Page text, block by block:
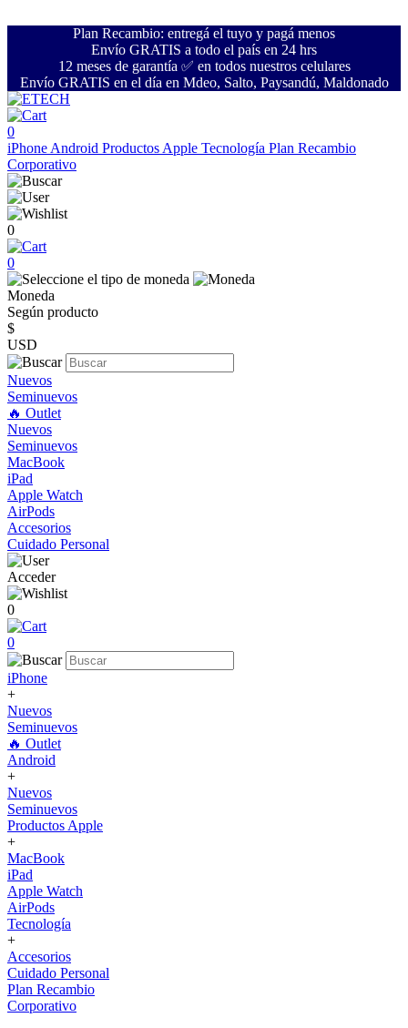
Plan Recambio: entregá el tuyo y pagá menos
Envío GRATIS a todo el país en 24 hrs
12 meses de garantía ✅ en todos nuestros celulares
Envío GRATIS en el día en Mdeo, Salto, Paysandú, Maldonado
0
iPhone Android Productos Apple Tecnología Plan Recambio
Corporativo
0
0
Moneda
Según producto
$
USD
Nuevos
Seminuevos
🔥 Outlet
Nuevos
Seminuevos
MacBook
iPad
Apple Watch
AirPods
Accesorios
Cuidado Personal
Acceder
0
0
iPhone
+
Nuevos
Seminuevos
🔥 Outlet
Android
+
Nuevos
Seminuevos
Productos Apple
+
MacBook
iPad
Apple Watch
AirPods
Tecnología
+
Accesorios
Cuidado Personal
Plan Recambio
Corporativo